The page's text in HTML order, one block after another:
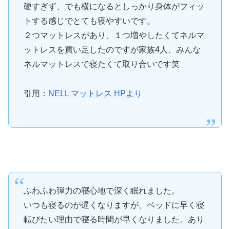
硬すぎず、でも横になるとしっかり身体がフィッ
トする感じでとても寝やすいです。
２つマットレスがあり、１つ増やしたくてネルマ
ットレスを買い足したのですが家族4人、みんな
ネルマットレスで寝たくて取り合いです笑
引用： NELL マットレス HPより
ふわふわ弾力の寝心地で深く眠れました。
いつも寝るのが遅くなりますが、ベッドに早く寝
転びたい理由で寝る時間が早くなりました。あり